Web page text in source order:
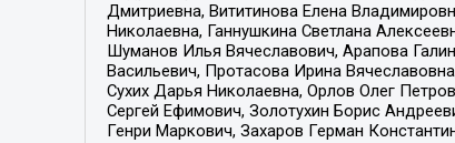
Дмитриевна, Вититинова Елена
Николаевна, Ганнушкина Светлана
Шуманов Илья Вячеславович, Арапова
Васильевич, Протасова Ирина
Сухих Дарья Николаевна, Орлов Олег
Сергей Ефимович, Золотухин Борис
Генри Маркович, Захаров Герман